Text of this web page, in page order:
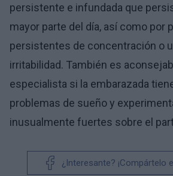
persistente e infundada que
mayor parte del día, así como por
persistentes de concentración o
irritabilidad. También es
especialista si la embarazada
problemas de sueño y
inusualmente fuertes sobre el
¿Interesante? ¡Compártelo